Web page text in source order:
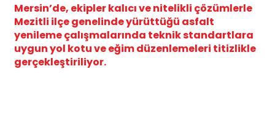
Mersin’de, ekipler kalıcı ve nitelikli çözümlerle
Mezitli ilçe genelinde yürüttüğü asfalt
yenileme çalışmalarında teknik standartlara
uygun yol kotu ve eğim düzenlemeleri titizlikle
gerçekleştiriliyor.